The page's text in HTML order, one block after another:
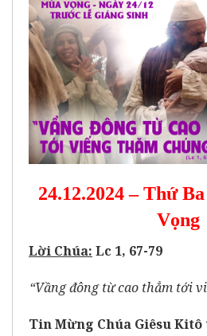
24.12.2024 – Thứ
Vọng
Lời Chúa: Lc 1, 67-79
“Vầng đông từ cao thẳm tới
Tin Mừng Chúa Giêsu